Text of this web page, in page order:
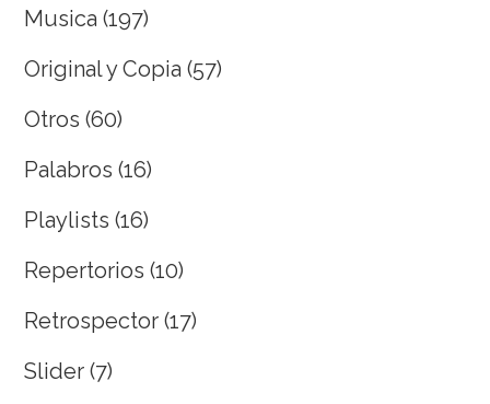
Musica (197)
Original y Copia (57)
Otros (60)
Palabros (16)
Playlists (16)
Repertorios (10)
Retrospector (17)
Slider (7)